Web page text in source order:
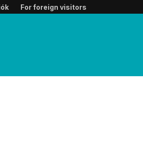
For foreign visitors